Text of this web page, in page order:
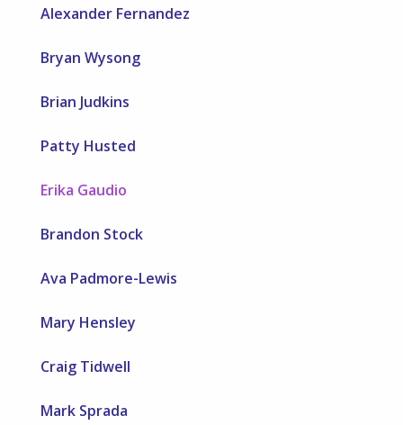
Alexander Fernandez
Bryan Wysong
Brian Judkins
Patty Husted
Erika Gaudio
Brandon Stock
Ava Padmore-Lewis
Mary Hensley
Craig Tidwell
Mark Sprada